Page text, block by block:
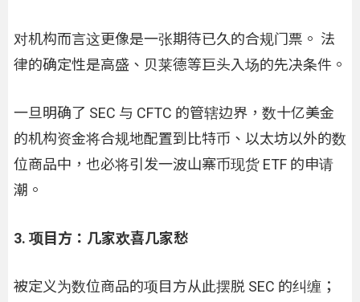
对机构而言这更像是一张期待已久的合规门票。 法
律的确定性是高盛、贝莱德等巨头入场的先决条件。
一旦明确了 SEC 与 CFTC 的管辖边界，数十亿美金
的机构资金将合规地配置到比特币、以太坊以外的数
位商品中，也必将引发一波山寨币现货 ETF 的申请
潮。
3. 项目方：几家欢喜几家愁
被定义为数位商品的项目方从此摆脱 SEC 的纠缠；